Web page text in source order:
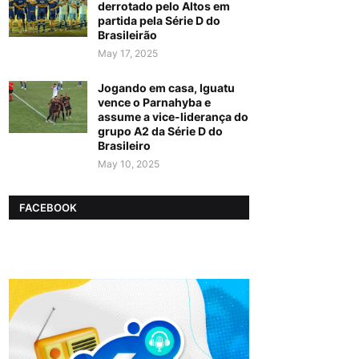
derrotado pelo Altos em
partida pela Série D do
Brasileirão
May 17, 2025
Jogando em casa, Iguatu
vence o Parnahyba e
assume a vice-liderança do
grupo A2 da Série D do
Brasileiro
May 10, 2025
FACEBOOK